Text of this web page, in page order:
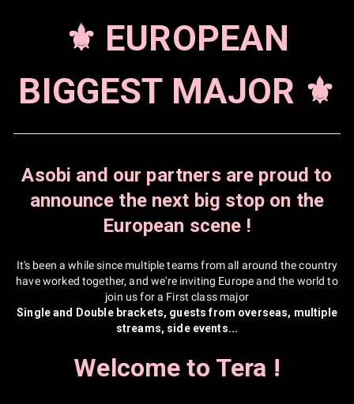
⚜️ EUROPEAN
BIGGEST MAJOR ⚜️
Asobi and our partners are proud to
announce the next big stop on the
European scene !
It's been a while since multiple teams from all around the country
have worked together, and we're inviting Europe and the world to
join us for a First class major
Single and Double brackets, guests from overseas, multiple
streams, side events...
Welcome to Tera !